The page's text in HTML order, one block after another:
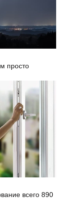
просто
всего 890